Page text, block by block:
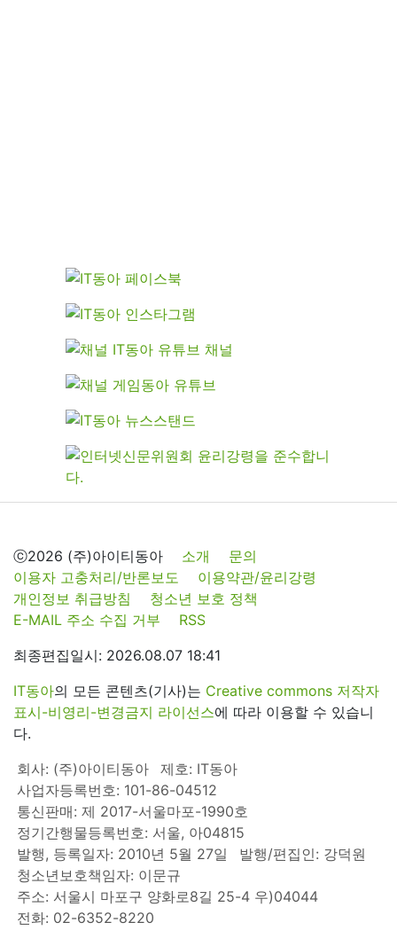
ⓒ2026 (주)아이티동아 소개
문의
이용자 고충처리/반론보도
이용약관/윤리강령
개인정보 취급방침
청소년 보호 정책
E-MAIL 주소 수집 거부
RSS
최종편집일시: 2026.08.07 18:41
IT동아의 모든 콘텐츠(기사)는 Creative commons 저작자
표시-비영리-변경금지 라이선스에 따라 이용할 수 있습니
다.
회사: (주)아이티동아
제호: IT동아
사업자등록번호: 101-86-04512
통신판매: 제 2017-서울마포-1990호
정기간행물등록번호: 서울, 아04815
발행, 등록일자: 2010년 5월 27일
발행/편집인: 강덕원
청소년보호책임자: 이문규
주소: 서울시 마포구 양화로8길 25-4 우)04044
전화: 02-6352-8220